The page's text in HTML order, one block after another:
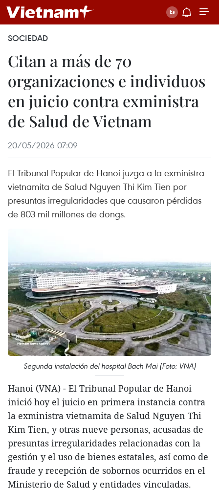
SOCIEDAD
Citan a más de 70
organizaciones e individuos
en juicio contra exministra
de Salud de Vietnam
20/05/2026 07:09
El Tribunal Popular de Hanoi juzga a la exministra
vietnamita de Salud Nguyen Thi Kim Tien por
presuntas irregularidades que causaron pérdidas
de 803 mil millones de dongs.
Segunda instalación del hospital Bach Mai (Foto: VNA)
Hanoi (VNA) - El Tribunal Popular de Hanoi
inició hoy el juicio en primera instancia contra
la exministra vietnamita de Salud Nguyen Thi
Kim Tien, y otras nueve personas, acusadas de
presuntas irregularidades relacionadas con la
gestión y el uso de bienes estatales, así como de
fraude y recepción de sobornos ocurridos en el
Ministerio de Salud y entidades vinculadas.